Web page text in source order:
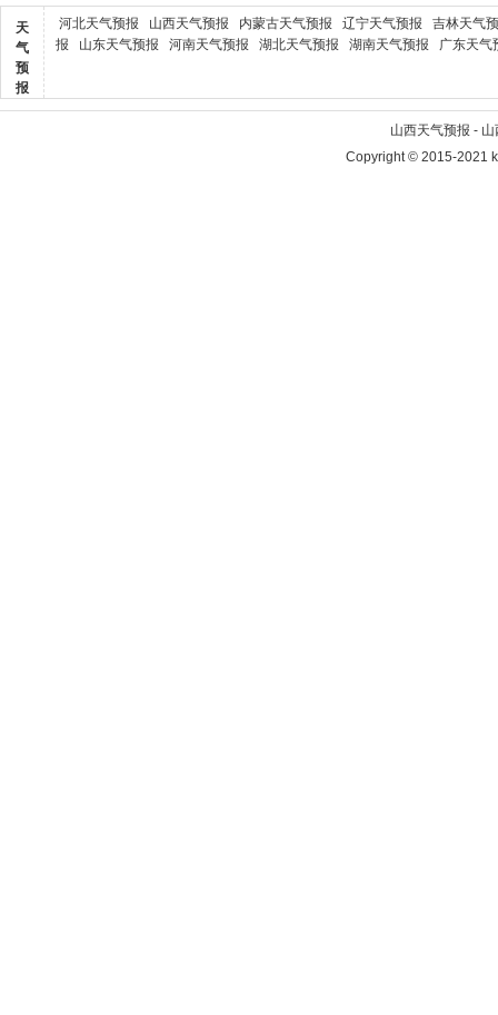
天
气
预
报
河北天气预报 山西天气预报 内蒙古天气预报 辽宁天气预报
吉林天气
报
山东天气预报 河南天气预报 湖北天气预报 湖南天气预报 广东天气
山西天气预报 -
Copyright © 2015-2021